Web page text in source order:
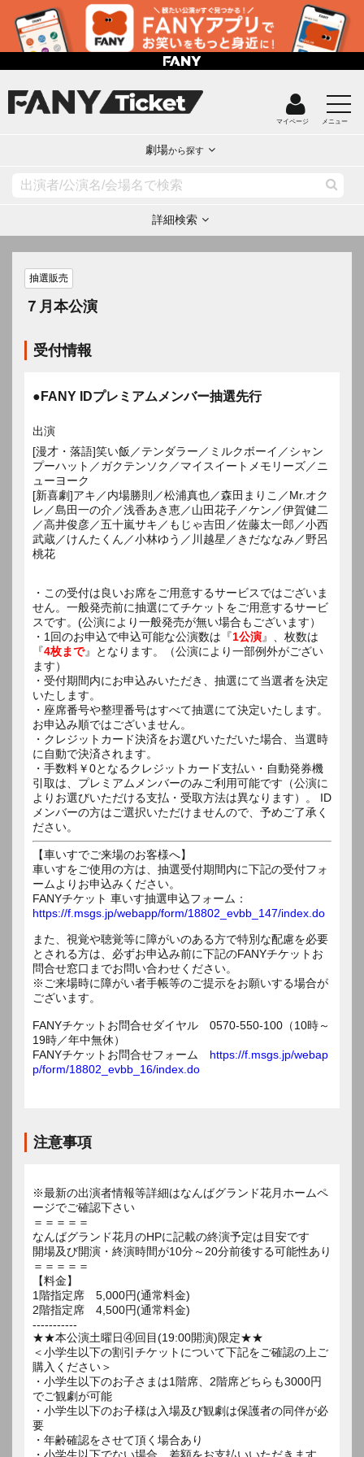
マイページ メニュー
劇場から探す
詳細検索
抽選販売
７月本公演
受付情報
●FANY IDプレミアムメンバー抽選先行
出演
[漫才・落語]笑い飯／テンダラー／ミルクボーイ／シャン
プーハット／ガクテンソク／マイスイートメモリーズ／ニ
ューヨーク
[新喜劇]アキ／内場勝則／松浦真也／森田まりこ／Mr.オク
レ／島田一の介／浅香あき恵／山田花子／ケン／伊賀健二
／高井俊彦／五十嵐サキ／もじゃ吉田／佐藤太一郎／小西
武蔵／けんたくん／小林ゆう／川越星／きだななみ／野呂
桃花
・この受付は良いお席をご用意するサービスではございま
せん。一般発売前に抽選にてチケットをご用意するサービ
スです。(公演により一般発売が無い場合もございます）
・1回のお申込で申込可能な公演数は『1公演』、枚数は
『4枚まで』となります。（公演により一部例外がござい
ます）
・受付期間内にお申込みいただき、抽選にて当選者を決定
いたします。
・座席番号や整理番号はすべて抽選にて決定いたします。
お申込み順ではございません。
・クレジットカード決済をお選びいただいた場合、当選時
に自動で決済されます。
・手数料￥0となるクレジットカード支払い・自動発券機
引取は、プレミアムメンバーのみご利用可能です（公演に
よりお選びいただける支払・受取方法は異なります）。 ID
メンバーの方はご選択いただけませんので、予めご了承く
ださい。
【車いすでご来場のお客様へ】
車いすをご使用の方は、抽選受付期間内に下記の受付フォ
ームよりお申込みください。
FANYチケット 車いす抽選申込フォーム：
https://f.msgs.jp/webapp/form/18802_evbb_147/index.do
また、視覚や聴覚等に障がいのある方で特別な配慮を必要
とされる方は、必ずお申込み前に下記のFANYチケットお
問合せ窓口までお問い合わせください。
※ご来場時に障がい者手帳等のご提示をお願いする場合が
ございます。
FANYチケットお問合せダイヤル 0570-550-100（10時～
19時／年中無休）
FANYチケットお問合せフォーム https://f.msgs.jp/webap
p/form/18802_evbb_16/index.do
注意事項
※最新の出演者情報等詳細はなんばグランド花月ホームペ
ージでご確認下さい
＝＝＝＝＝
なんばグランド花月のHPに記載の終演予定は目安です
開場及び開演・終演時間が10分～20分前後する可能性あり
＝＝＝＝＝
【料金】
1階指定席 5,000円(通常料金)
2階指定席 4,500円(通常料金)
-----------
★★本公演土曜日④回目(19:00開演)限定★★
＜小学生以下の割引チケットについて下記をご確認の上ご
購入ください＞
・小学生以下のお子さまは1階席、2階席どちらも3000円
でご観劇が可能
・小学生以下のお子様は入場及び観劇は保護者の同伴が必
要
・年齢確認をさせて頂く場合あり